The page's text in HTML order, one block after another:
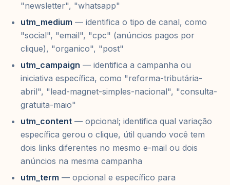
"newsletter", "whatsapp"
utm_medium — identifica o tipo de canal, como
"social", "email", "cpc" (anúncios pagos por
clique), "organico", "post"
utm_campaign — identifica a campanha ou
iniciativa específica, como "reforma-tributária-
abril", "lead-magnet-simples-nacional", "consulta-
gratuita-maio"
utm_content — opcional; identifica qual variação
específica gerou o clique, útil quando você tem
dois links diferentes no mesmo e-mail ou dois
anúncios na mesma campanha
utm_term — opcional e específico para